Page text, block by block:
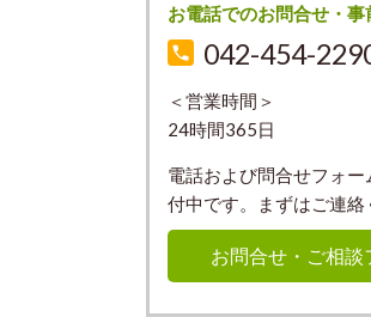
お電話でのお問合せ・事
042-454-
＜営業時間＞
24時間365日
電話および問合せフォ
付中です。まずはご連絡
お問合せ・ご相談